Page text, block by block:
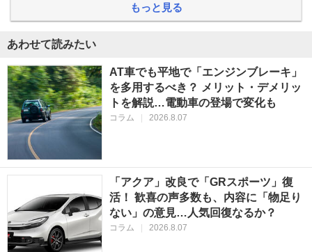
もっと見る
あわせて読みたい
AT車でも平地で「エンジンブレーキ」
を多用するべき？ メリット・デメリッ
トを解説…電動車の登場で変化も
コラム 2026.8.07
「アクア」改良で「GRスポーツ」復
活！ 歓喜の声多数も、内容に「物足り
ない」の意見…人気回復なるか？
コラム 2026.8.07